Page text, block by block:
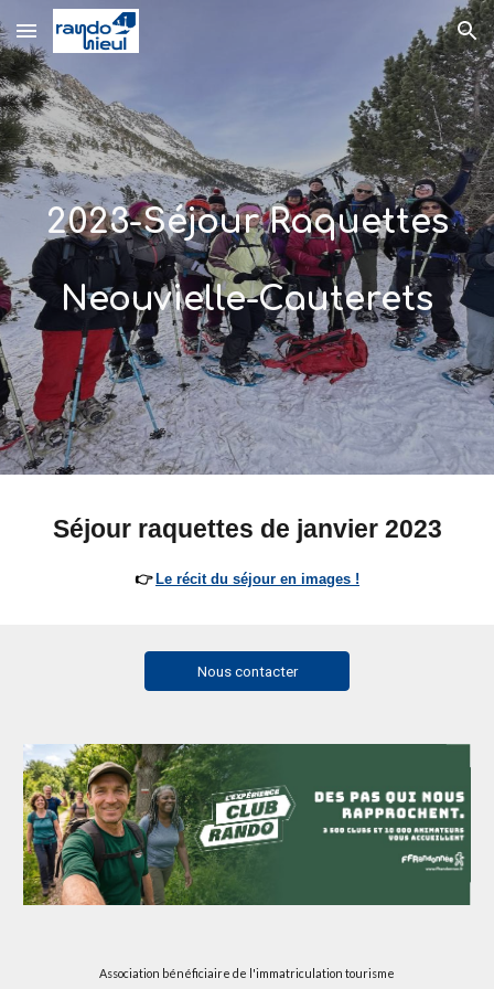
Skip to main content Skip to navigation
2023-Séjour Raquettes
Neouvielle-Cauterets
Séjour raquettes de janvier2023
👉Le récit du séjour en images !
Nous contacter
Association bénéficiaire de l'immatriculation tourisme